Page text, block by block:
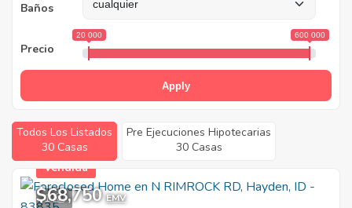
Baños
Precio
20 000 600 000
Apply
Todos Los Listados
30 Casas
Pre Ejecuciones Hipotecarias
30 Casas
1
Vendida
$68,750 EMV